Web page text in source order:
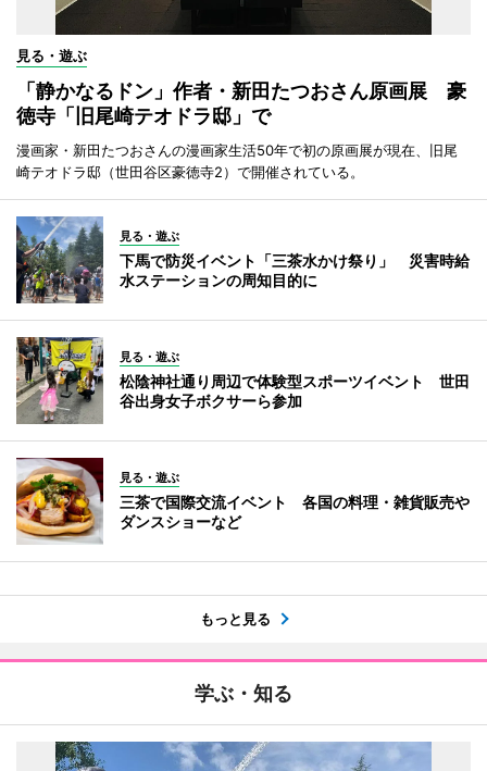
見る・遊ぶ
「静かなるドン」作者・新田たつおさん原画展 豪
徳寺「旧尾崎テオドラ邸」で
漫画家・新田たつおさんの漫画家生活50年で初の原画展が現在、旧尾
崎テオドラ邸（世田谷区豪徳寺2）で開催されている。
見る・遊ぶ
下馬で防災イベント「三茶水かけ祭り」 災害時給
水ステーションの周知目的に
見る・遊ぶ
松陰神社通り周辺で体験型スポーツイベント 世田
谷出身女子ボクサーら参加
見る・遊ぶ
三茶で国際交流イベント 各国の料理・雑貨販売や
ダンスショーなど
もっと見る
学ぶ・知る